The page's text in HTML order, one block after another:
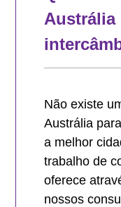
Austrália
Não existe
Austrália
a melhor
trabalho de
oferece
nossos